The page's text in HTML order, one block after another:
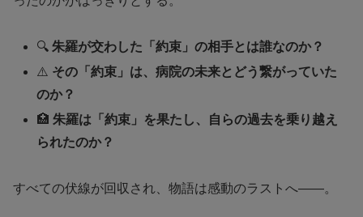
🔍朱羅が交わした「約束」の相手とは誰なのか？
⚠️ その「約束」は、病院の未来とどう繋がっていた
のか？
🏥朱羅は「約束」を果たし、自らの過去を乗り越え
られたのか？
すべての伏線が回収され、物語は感動のラストへ——。